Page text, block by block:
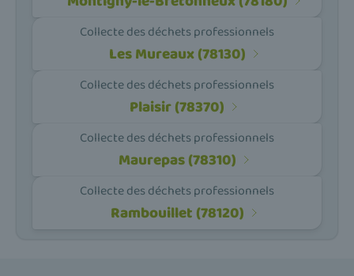
Collecte des déchets professionnels
Les Mureaux (78130)
Collecte des déchets professionnels
Plaisir (78370)
Collecte des déchets professionnels
Maurepas (78310)
Collecte des déchets professionnels
Rambouillet (78120)